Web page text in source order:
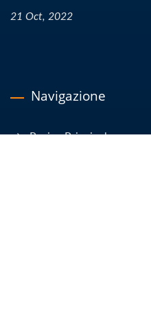
21 Oct, 2022
Navigazione
Pagina Principale